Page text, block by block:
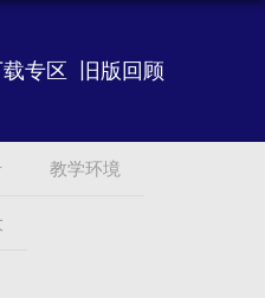
专区 旧版回顾
教学环境